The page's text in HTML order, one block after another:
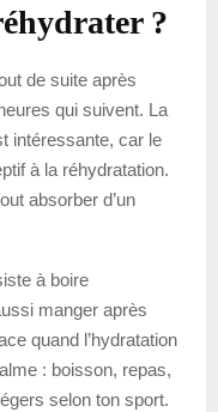
?
de suite après
qui suivent. La
intéressante, car le
à la réhydratation.
absorber d’un
à boire
manger après
quand l’hydratation
: boisson, repas,
selon ton sport.